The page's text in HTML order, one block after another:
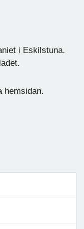
i Eskilstuna.
hemsidan.